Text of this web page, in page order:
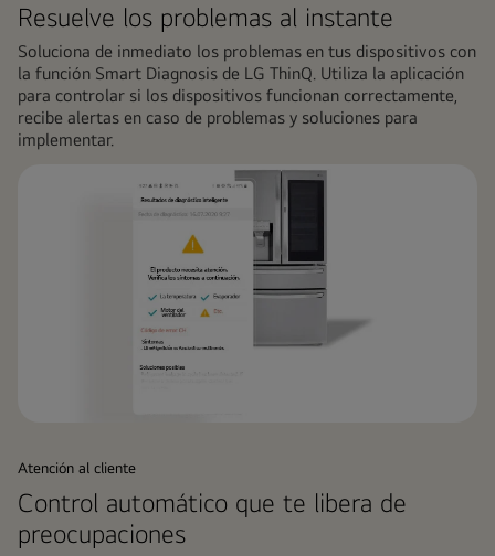
Resuelve los problemas al instante
Soluciona de inmediato los problemas en tus dispositivos con
la función Smart Diagnosis de LG ThinQ. Utiliza la aplicación
para controlar si los dispositivos funcionan correctamente,
recibe alertas en caso de problemas y soluciones para
implementar.
Atención al cliente
Control automático que te libera de
preocupaciones